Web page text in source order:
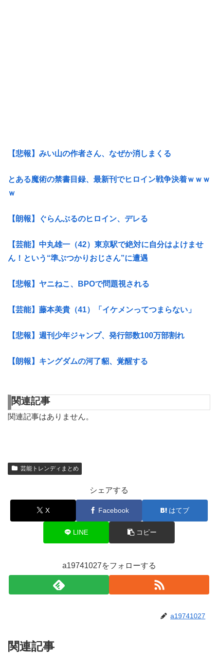
【悲報】みい山の作者さん、なぜか消しまくる
とある魔術の禁書目録、最新刊でヒロイン戦争決着ｗｗｗ
ｗ
【朗報】ぐらんぶるのヒロイン、デレる
【芸能】中丸雄一（42）東京駅で絶対に自分はよけませ
ん！という“準ぶつかりおじさん”に遭遇
【悲報】ヤニねこ、BPOで問題視される
【芸能】藤本美貴（41）「イケメンってつまらない」
【悲報】週刊少年ジャンプ、発行部数100万部割れ
【朗報】キングダムの河了貂、覚醒する
関連記事
関連記事はありません。
芸能トレンディまとめ
シェアする
X Facebook はてブ
LINE コピー
a19741027をフォローする
a19741027
関連記事